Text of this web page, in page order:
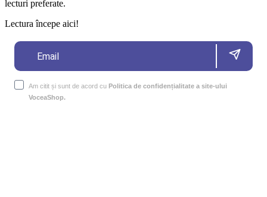
lecturi preferate.
Lectura începe aici!
Am citit și sunt de acord cu Politica de confidențialitate a site-ului
VoceaShop.